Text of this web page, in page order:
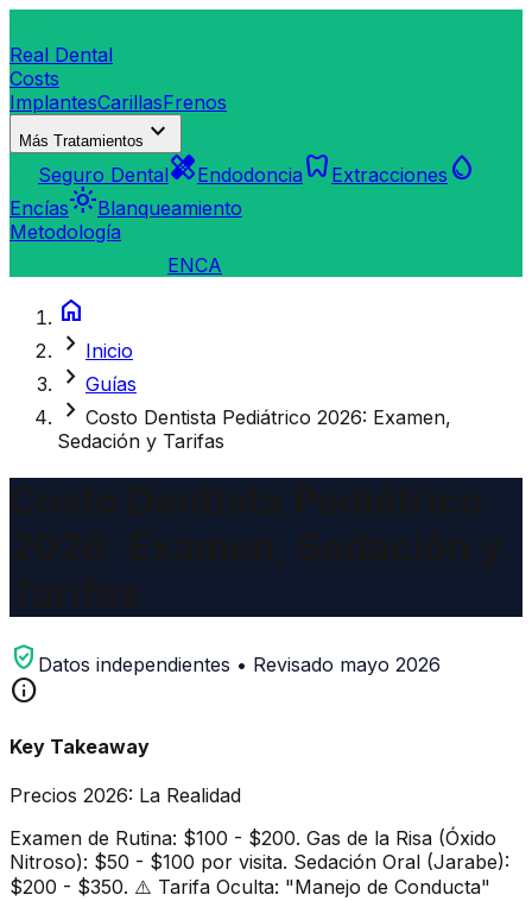
Real Dental
Costs
ImplantesCarillasFrenos
Más Tratamientos expand_more
Seguro DentalhealingEndodoncia dentistry Extracciones water_drop
Encíaslight_modeBlanqueamiento
Metodología
ENCA
home
chevron_right Inicio
chevron_right Guías
chevron_right Costo Dentista Pediátrico 2026: Examen,
Sedación y Tarifas
verified_user Datos independientes • Revisado mayo 2026
info
Key Takeaway
Precios 2026: La Realidad
Examen de Rutina: $100 - $200. Gas de la Risa (Óxido
Nitroso): $50 - $100 por visita. Sedación Oral (Jarabe):
$200 - $350. ⚠️ Tarifa Oculta: "Manejo de Conducta"